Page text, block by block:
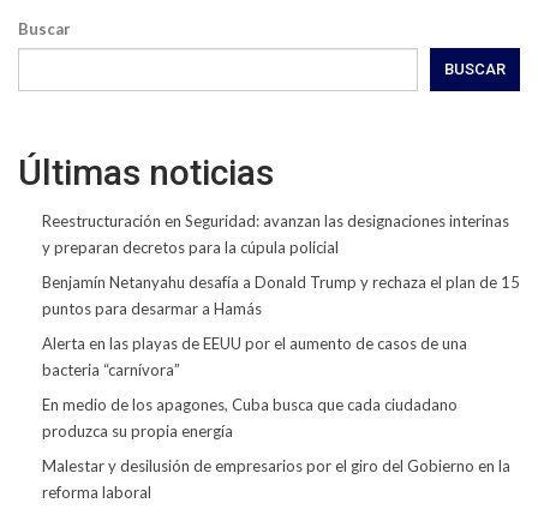
Buscar
BUSCAR
Últimas noticias
Reestructuración en Seguridad: avanzan las designaciones interinas
y preparan decretos para la cúpula policial
Benjamín Netanyahu desafía a Donald Trump y rechaza el plan de 15
puntos para desarmar a Hamás
Alerta en las playas de EEUU por el aumento de casos de una
bacteria “carnívora”
En medio de los apagones, Cuba busca que cada ciudadano
produzca su propia energía
Malestar y desilusión de empresarios por el giro del Gobierno en la
reforma laboral